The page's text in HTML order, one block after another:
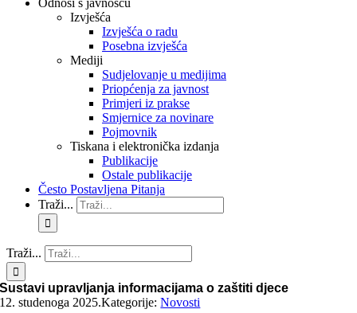
Odnosi s javnošću
Izvješća
Izvješća o radu
Posebna izvješća
Mediji
Sudjelovanje u medijima
Priopćenja za javnost
Primjeri iz prakse
Smjernice za novinare
Pojmovnik
Tiskana i elektronička izdanja
Publikacije
Ostale publikacije
Često Postavljena Pitanja
Traži...
Traži...
Sustavi upravljanja informacijama o zaštiti djece
12. studenoga 2025.Kategorije:Novosti